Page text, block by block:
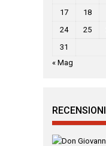
17
18
24
25
31
« Mag
RECENSIONI